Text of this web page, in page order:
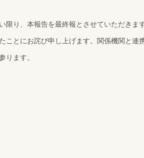
限り、本報告を最終報とさせていただきま
ことにお詫び申し上げます。関係機関と連
ります。